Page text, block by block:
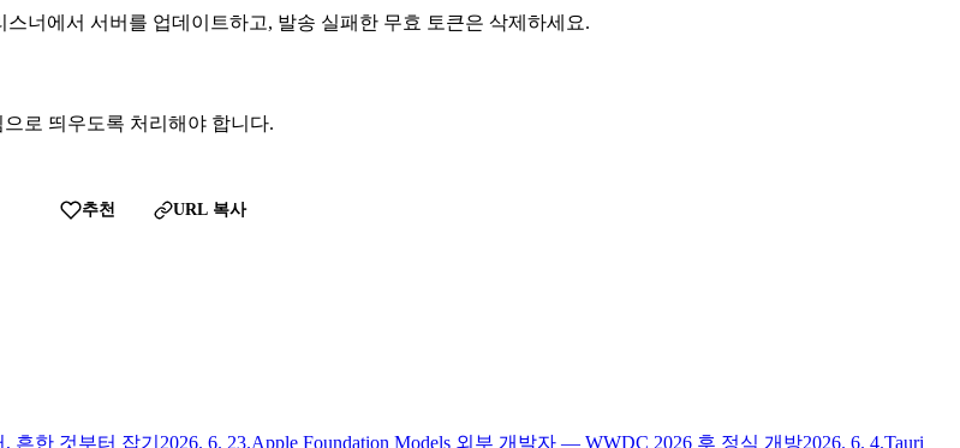
너에서 서버를 업데이트하고, 발송 실패한 무효 토큰은 삭제하세요.
로 띄우도록 처리해야 합니다.
추천 URL 복사
흔한 것부터 잡기 2026. 6. 23.Apple Foundation Models 외부 개발자 — WWDC 2026 후 정식 개방2026. 6. 4.Tauri